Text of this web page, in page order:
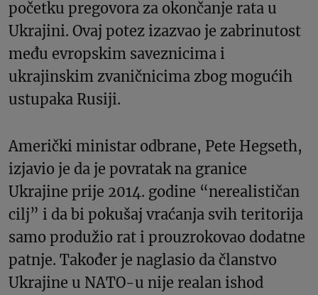
početku pregovora za okončanje rata u
Ukrajini. Ovaj potez izazvao je zabrinutost
među evropskim saveznicima i
ukrajinskim zvaničnicima zbog mogućih
ustupaka Rusiji.
Američki ministar odbrane, Pete Hegseth,
izjavio je da je povratak na granice
Ukrajine prije 2014. godine “nerealističan
cilj” i da bi pokušaj vraćanja svih teritorija
samo produžio rat i prouzrokovao dodatne
patnje. Također je naglasio da članstvo
Ukrajine u NATO-u nije realan ishod